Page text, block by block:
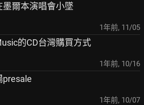
墨爾本演唱會小墜
1年前, 11/05
的CD台灣購買方式
1年前, 10/16
presale
1年前, 10/07